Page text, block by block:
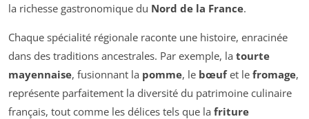
la richesse gastronomique du Nord de la France.
Chaque spécialité régionale raconte une histoire, enracinée
dans des traditions ancestrales. Par exemple, la tourte
mayennaise, fusionnant la pomme, le bœufet le fromage,
représente parfaitement la diversité du patrimoine culinaire
français, tout comme les délices tels que la friture